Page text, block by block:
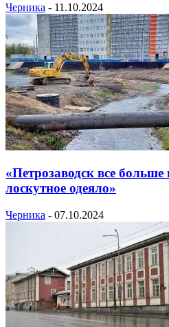
Черника - 11.10.2024
«Петрозаводск все
лоскутное одеяло»
Черника - 07.10.2024